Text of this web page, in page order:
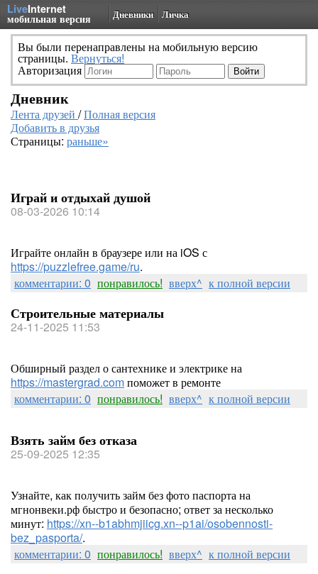
LiveInternet
мобильная версия Дневники Личка
Вы были перенаправлены на мобильную версию
страницы. Вернуться!
Авторизация
Дневник
Лента друзей /Полная версия
Добавить в друзья
Страницы: раньше»
Играй и отдыхай душой
08-03-2026 10:14
Играйте онлайн в браузере или на iOS с
https://puzzlefree.game/ru.
комментарии: 0 понравилось! вверх^ к полной версии
Строительные материалы
24-11-2025 11:53
Обширный раздел о сантехнике и электрике на
https://mastergrad.comпоможет в ремонте
комментарии: 0 понравилось! вверх^ к полной версии
Взять займ без отказа
25-09-2025 12:35
Узнайте, как получить займ без фото паспорта на
мгнонвеки.рф быстро и безопасно; ответ за несколько
минут: https://xn--b1abhmjiicg.xn--p1ai/osobennosti-
bez_pasporta/.
комментарии: 0 понравилось! вверх^ к полной версии